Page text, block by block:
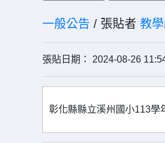
一般公告 / 張貼者 教
張貼日期： 2024-08-26
彰化縣縣立溪州國小113學